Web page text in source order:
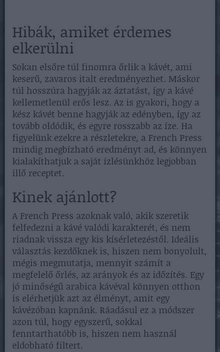
Hibák, amiket érdemes
elkerülni
Sokan elsőre túl finomra őrlik a kávét, ami
keserű, zavaros italt eredményezhet. Máskor
túl hosszúra hagyják az áztatást, így a kávé
kellemetlenül erős lesz. Az is gyakori, hogy a
kész kávét benne hagyják az edényben, így az
tovább oldódik, és egyre rosszabb az íze. Ha
figyelünk ezekre a részletekre, a French Press
mindig megbízható eredményt ad, és könnyen
kialakíthatjuk a saját ízlésünkhöz legjobban
illő receptet.
Kinek ajánlott?
A French Press azoknak való, akik szeretik
felfedezni a kávé valódi karakterét, és nem
riadnak vissza egy kis kísérletezéstől. Ideális
választás kezdőknek is, hiszen nem bonyolult,
mégis megmutatja, mennyit számít a
megfelelő őrlés, az arányok és az időzítés. Egy
jó minőségű arabica kávéval könnyen otthon
is elérhetjük azt az élményt, amit egy
kávézóban kapnánk. Ráadásul ez a módszer
azon túl, hogy egyszerű, sokkal
fenntarthatóbb is, hiszen nem használ
eldobható filtert.